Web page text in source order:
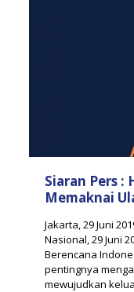
Siaran Pers :
Memaknai
Jakarta, 29 Juni
Nasional, 29 Juni
Berencana
pentingnya
mewujudkan